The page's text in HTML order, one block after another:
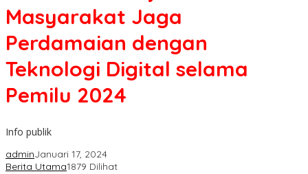
dengan
Teknologi
selama
2024
Masyarakat Jaga
Perdamaian dengan
Teknologi Digital selama
Pemilu 2024
Info publik
adminJanuari 17, 2024
Berita Utama1879 Dilihat